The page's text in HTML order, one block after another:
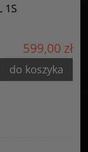
1S
599,00 zł
do koszyka